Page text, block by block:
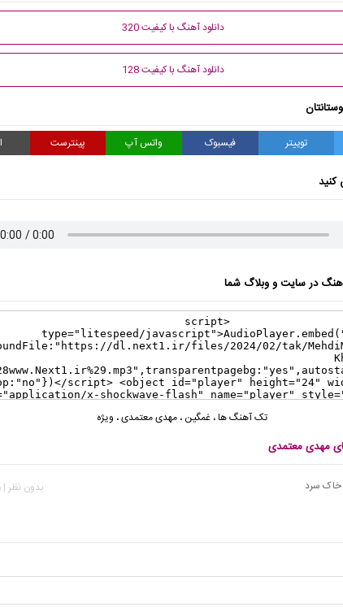
دانلود آهنگ با کیفیت 320
دانلود آهنگ با کیفیت 128
توییتر فیسبوک واتس آپ پینترست
در سایت و وبلاگ شما
تک آهنگ ها، غمگین ، مهدی معتمدی، ویژه
مهدی معتمدی
سرد بدون نظر | 486 بازدید